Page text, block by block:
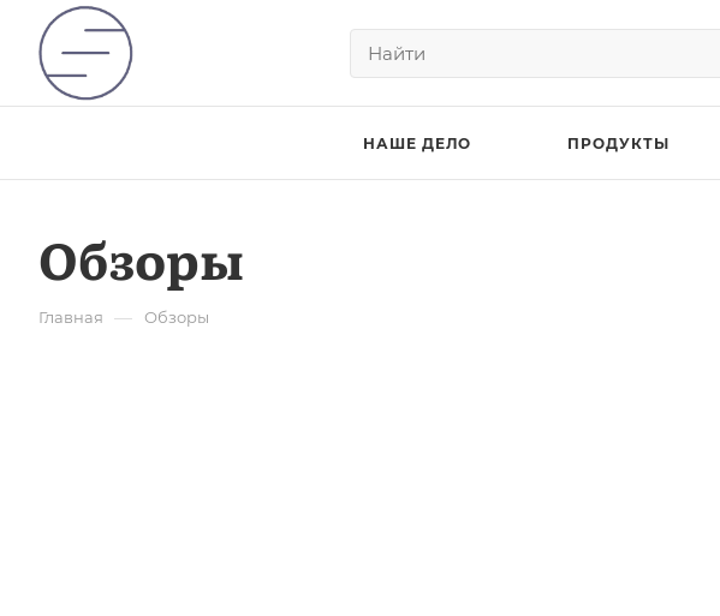
НАШЕ ДЕЛО ПРОДУКТЫ
Обзоры
Главная — Обзоры